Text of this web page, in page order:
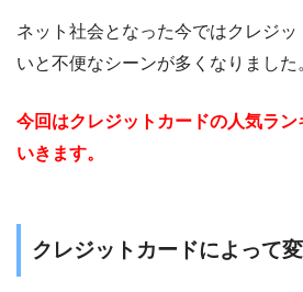
ネット社会となった今ではクレジ
いと不便なシーンが多くなりました
今回はクレジットカードの人気ラ
いきます。
クレジットカードによって